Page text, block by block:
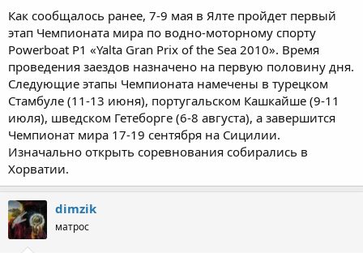
Как сообщалось ранее, 7-9 мая в Ялте пройдет первый
этап Чемпионата мира по водно-моторному спорту
Powerboat P1 «Yalta Gran Prix of the Sea 2010». Время
проведения заездов назначено на первую половину дня.
Следующие этапы Чемпионата намечены в турецком
Стамбуле (11-13 июня), португальском Кашкайше (9-11
июля), шведском Гетеборге (6-8 августа), а завершится
Чемпионат мира 17-19 сентября на Сицилии.
Изначально открыть соревнования собирались в
Хорватии.
dimzik
матрос